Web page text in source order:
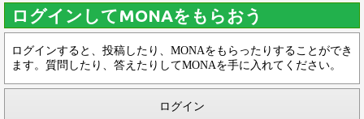
ログインしてMONAをもらおう
ログインすると、投稿したり、MONAをもらったりすることができ
ます。質問したり、答えたりしてMONAを手に入れてください。
ログイン